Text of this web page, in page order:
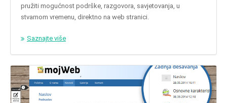
pružiti mogućnost podrške, razgovora, savjetovanja, u
stvarnom vremenu, direktno na web stranici.
Saznajte više